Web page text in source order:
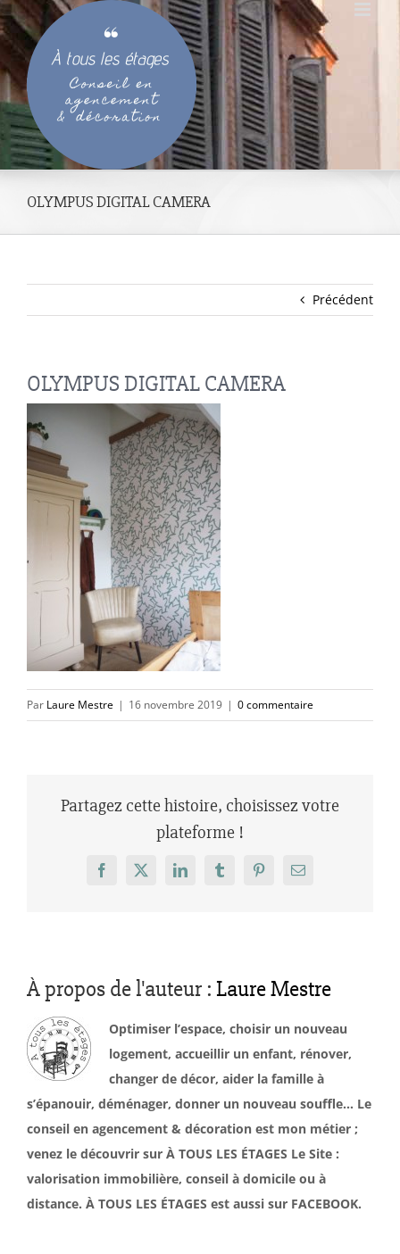
Passer
au
contenu
OLYMPUS DIGITAL CAMERA
Précédent
OLYMPUS DIGITAL CAMERA
Par Laure Mestre | 16 novembre 2019 | 0 commentaire
Partagez cette histoire, choisissez votre
plateforme !
Facebook
X LinkedInTumblrPinterestEmail
À propos de l'auteur : Laure Mestre
Optimiser l’espace, choisir un nouveau
logement, accueillir un enfant, rénover,
changer de décor, aider la famille à
s’épanouir, déménager, donner un nouveau souffle… Le
conseil en agencement & décoration est mon métier ;
venez le découvrir sur À TOUS LES ÉTAGES Le Site :
valorisation immobilière, conseil à domicile ou à
distance. À TOUS LES ÉTAGES est aussi sur FACEBOOK.